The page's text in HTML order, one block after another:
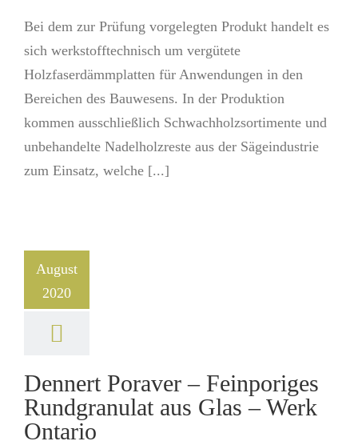
Bei dem zur Prüfung vorgelegten Produkt handelt es
sich werkstofftechnisch um vergütete
Holzfaserdämmplatten für Anwendungen in den
Bereichen des Bauwesens. In der Produktion
kommen ausschließlich Schwachholzsortimente und
unbehandelte Nadelholzreste aus der Sägeindustrie
zum Einsatz, welche [...]
August
2020
Dennert Poraver – Feinporiges
Rundgranulat aus Glas – Werk
Ontario